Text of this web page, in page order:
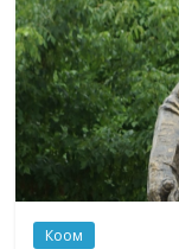
жана
адабияты
Коом